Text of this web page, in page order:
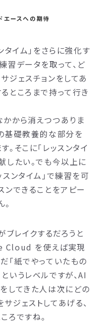
ースへの期待
タイム」をさらに強化す
習データを取って、ど
ジェスチョンをしてあ
ところまで持って行き
から消えつつありま
基礎教養的な部分を
そこに「レッスンタイ
したい。でも今以上に
スンタイム」で練習を可
ンできることをアピー
ブレイクするだろうと
Cloud を使えば実現
「紙でやっていたもの
いうレベルですが、AI
してきた人は次にどの
ジェストしてあげる、
ろですね。